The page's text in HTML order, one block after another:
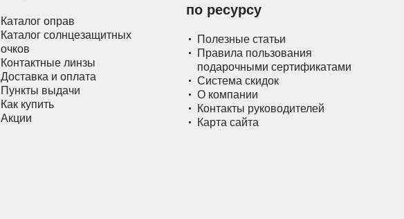
Каталог оправ
Каталог солнцезащитных
очков
Контактные линзы
Доставка и оплата
Пункты выдачи
Как купить
Акции
по ресурсу
Полезные статьи
Правила пользования
подарочными сертификатами
Система скидок
О компании
Контакты руководителей
Карта сайта